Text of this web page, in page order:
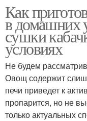
Сушка в
Сушки в
Как
в домашних
сушки
условиях
Не будем
Овощ содержит
печи приведет к
пропарится, но не
только актуальных